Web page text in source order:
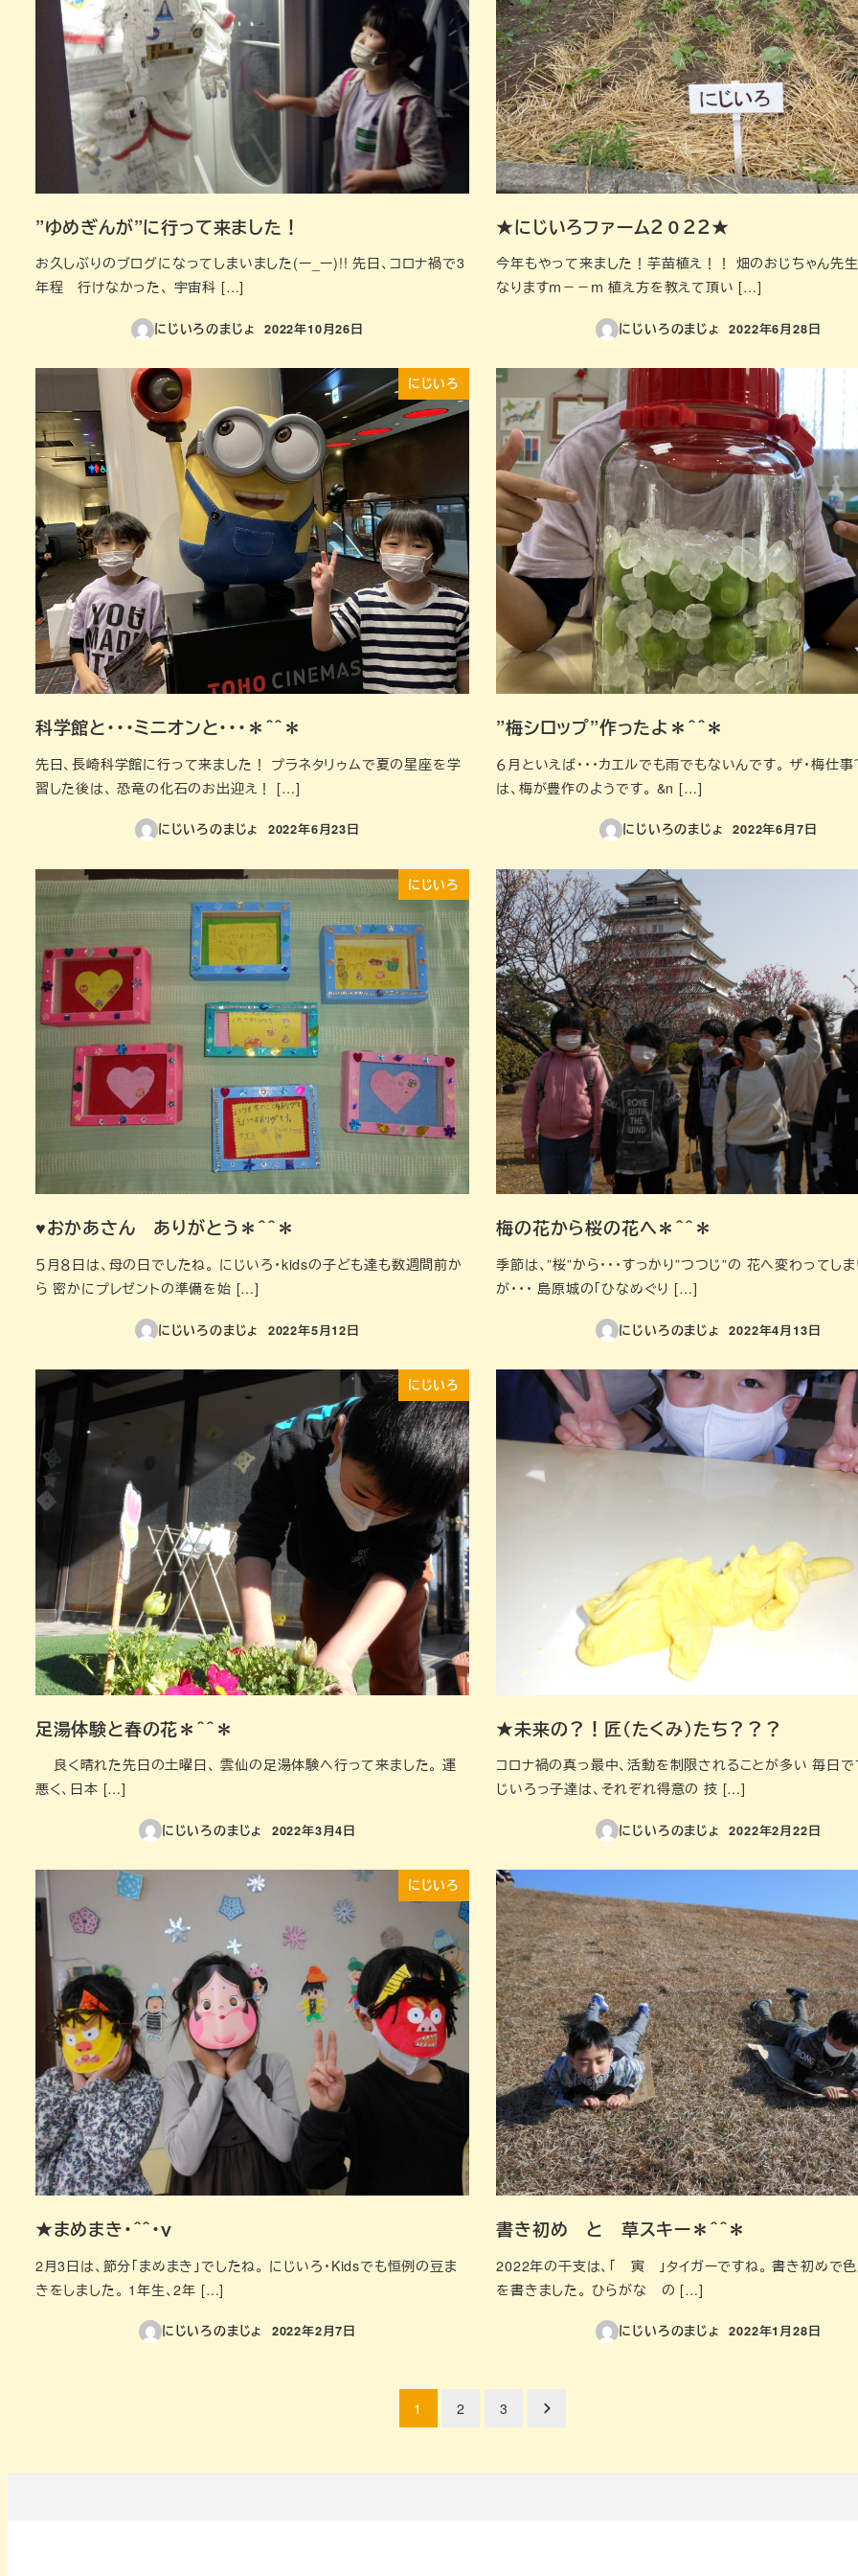
”ゆめぎんが”に行って来ました！
お久しぶりのブログになってしまいました(ー_ー)!! 先日、コロナ禍で3
年程 行けなかった、 宇宙科 […]
にじいろのまじょ
投稿日
2022年10月26日
★にじいろファーム２０２２★
今年もやって来ました！芋苗植え！！ 畑のおじちゃん先
なりますｍ－－ｍ 植え方を教えて頂い […]
にじいろのまじょ
投稿日
2022年6月28日
にじいろ
科学館と・・・ミニオンと・・・＊＾＾＊
先日、長崎科学館に行って来ました！ プラネタリゥムで夏の星座を学
習した後は、 恐竜の化石のお出迎え！ […]
にじいろのまじょ
投稿日
2022年6月23日
”梅シロップ”作ったよ＊＾＾＊
６月といえば・・・カエルでも雨でもないんです。 ザ・梅仕事
は、梅が豊作のようです。 &n […]
にじいろのまじょ
投稿日
2022年6月7日
にじいろ
♥おかあさん ありがとう＊＾＾＊
５月８日は、母の日でしたね。 にじいろ・kidsの子ども達も数週間前か
ら 密かにプレゼントの準備を始 […]
にじいろのまじょ
投稿日
2022年5月12日
梅の花から桜の花へ＊＾＾＊
季節は、”桜”から・・・すっかり”つつじ”の 花へ変わってし
が・・・ 島原城の「ひなめぐり […]
にじいろのまじょ
投稿日
2022年4月13日
にじいろ
足湯体験と春の花＊＾＾＊
良く晴れた先日の土曜日、 雲仙の足湯体験へ行って来ました。 運
悪く、日本 […]
にじいろのまじょ
投稿日
2022年3月4日
★未来の？！匠（たくみ）たち？？？
コロナ禍の真っ最中、活動を制限されることが多い 毎日で
じいろっ子達は、それぞれ得意の 技 […]
にじいろのまじょ
投稿日
2022年2月22日
にじいろ
★まめまき・＾＾・ｖ
2月3日は、節分「まめまき」でしたね。 にじいろ・Kidsでも恒例の豆ま
きをしました。 1年生、2年 […]
にじいろのまじょ
投稿日
2022年2月7日
書き初め と 草スキー＊＾＾＊
2022年の干支は、「 寅 」タイガーですね。 書き初めで色
を書きました。 ひらがな の […]
にじいろのまじょ
投稿日
2022年1月28日
1 2 3